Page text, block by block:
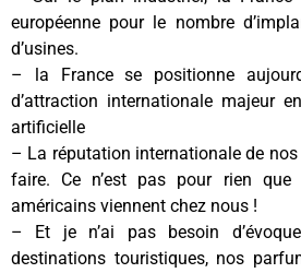
européenne pour le nombre
d’usines.
– la France se positionne
d’attraction internationale majeur
artificielle
– La réputation internationale de nos
faire. Ce n’est pas pour rien que
américains viennent chez nous !
– Et je n’ai pas besoin
destinations touristiques, nos